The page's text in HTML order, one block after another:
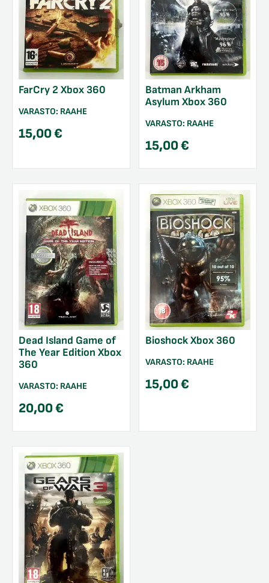
FarCry 2 Xbox 360
VARASTO: RAAHE
15,00€
Batman Arkham
Asylum Xbox 360
VARASTO: RAAHE
15,00€
Dead Island Game of
The Year Edition Xbox
360
VARASTO: RAAHE
20,00€
Bioshock Xbox 360
VARASTO: RAAHE
15,00€